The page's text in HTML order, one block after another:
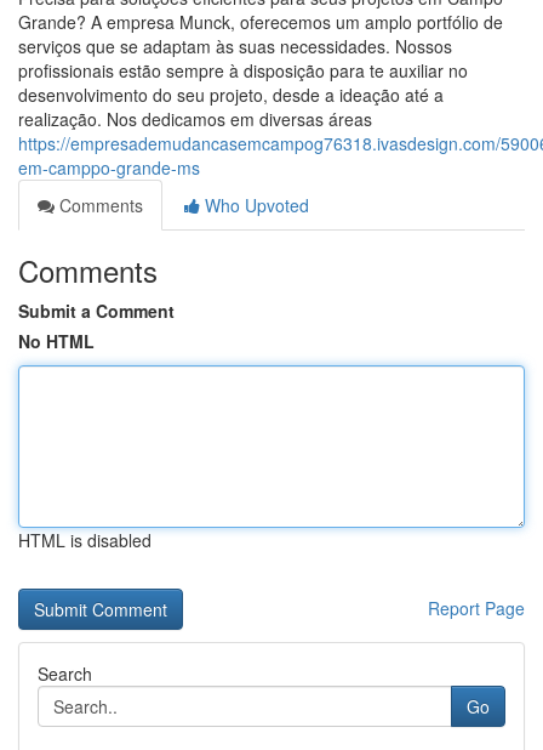
Grande? A empresa Munck, oferecemos um amplo portfólio de
serviços que se adaptam às suas necessidades. Nossos
profissionais estão sempre à disposição para te auxiliar no
desenvolvimento do seu projeto, desde a ideação até a
realização. Nos dedicamos em diversas áreas
https://empresademudancasemcampog76318.ivasdesign.com/
em-camppo-grande-ms
Comments
Who Upvoted
Comments
Submit a Comment
No HTML
HTML is disabled
Report Page
Search
Go